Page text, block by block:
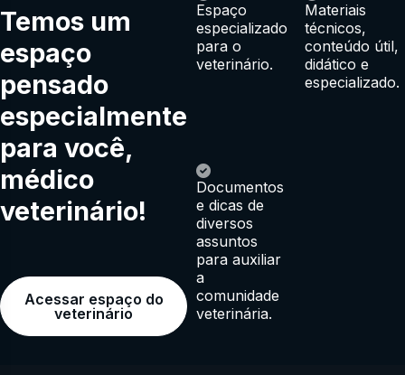
Temos um
espaço
pensado
especialmente
para você,
médico
veterinário!
Acessar espaço do
veterinário
Espaço
especializado
para o
veterinário.
Materiais
técnicos,
conteúdo útil,
didático e
especializado.
Documentos
e dicas de
diversos
assuntos
para auxiliar
a
comunidade
veterinária.